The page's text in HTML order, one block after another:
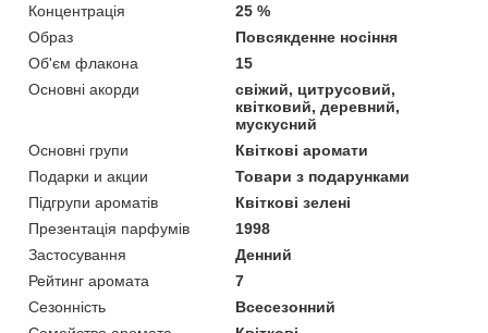
Концентрація
25 %
Образ
Повсякденне носіння
Об'єм флакона
15
Основні акорди
свіжий, цитрусовий,
квітковий, деревний,
мускусний
Основні групи
Квіткові аромати
Подарки и акции
Товари з подарунками
Підгрупи ароматів
Квіткові зелені
Презентація парфумів
1998
Застосування
Денний
Рейтинг аромата
7
Сезонність
Всесезонний